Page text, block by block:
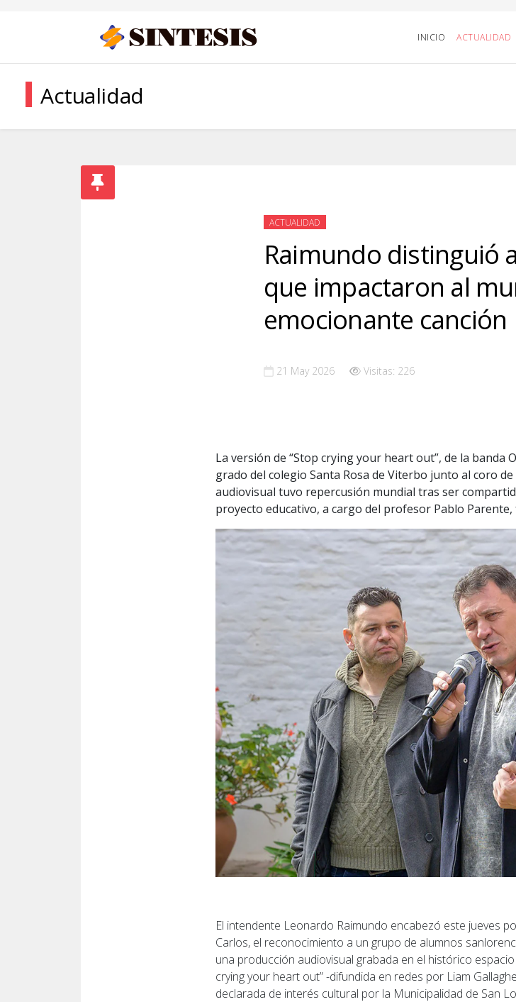
INICIO ACTUALIDAD
Actualidad
ACTUALIDAD
Raimundo distinguió
que impactaron al
emocionante canción
21 May 2026 Visitas: 226
La versión de “Stop crying your heart out”, de la banda
grado del colegio Santa Rosa de Viterbo junto al coro
audiovisual tuvo repercusión mundial tras ser
proyecto educativo, a cargo del profesor Pablo
El intendente Leonardo Raimundo encabezó este jueves
Carlos, el reconocimiento a un grupo de alumnos
una producción audiovisual grabada en el histórico
crying your heart out” -difundida en redes por Liam
declarada de interés cultural por la Municipalidad de San